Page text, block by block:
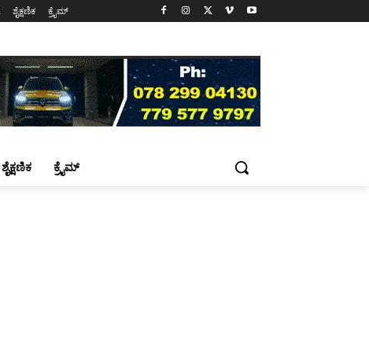
ಶೈಕ್ಷಣಿಕ ಕ್ರೈಮ್
ಶೈಕ್ಷಣಿಕ ಕ್ರೈಮ್